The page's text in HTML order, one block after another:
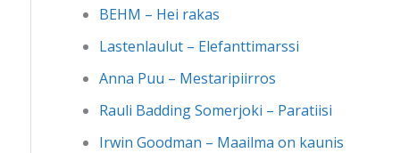
BEHM – Hei rakas
Lastenlaulut – Elefanttimarssi
Anna Puu – Mestaripiirros
Rauli Badding Somerjoki – Paratiisi
Irwin Goodman – Maailma on kaunis